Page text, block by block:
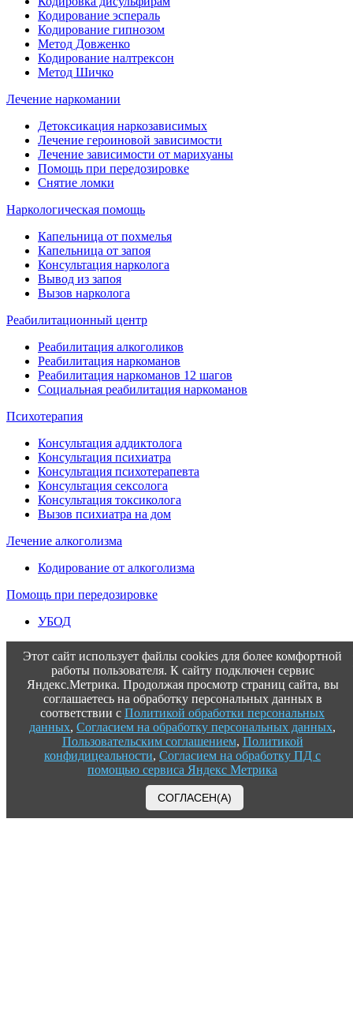
Кодирование эспераль
Кодирование гипнозом
Метод Довженко
Кодирование налтрексон
Метод Шичко
Лечение наркомании
Детоксикация наркозависимых
Лечение героиновой зависимости
Лечение зависимости от марихуаны
Помощь при передозировке
Снятие ломки
Наркологическая помощь
Капельница от похмелья
Капельница от запоя
Консультация нарколога
Вывод из запоя
Вызов нарколога
Реабилитационный центр
Реабилитация алкоголиков
Реабилитация наркоманов
Реабилитация наркоманов 12 шагов
Социальная реабилитация наркоманов
Психотерапия
Консультация аддиктолога
Консультация психиатра
Консультация психотерапевта
Консультация сексолога
Консультация токсиколога
Вызов психиатра на дом
Лечение алкоголизма
Кодирование от алкоголизма
Помощь при передозировке
УБОД
Этот сайт использует файлы cookies для более комфортной
работы пользователя. К сайту подключен сервис
Яндекс.Метрика. Продолжая просмотр страниц сайта, вы
соглашаетесь на обработку персональных данных в
соответствии с Политикой обработки персональных
данных, Согласием на обработку персональных данных,
Пользовательским соглашением, Политикой
конфидицеальности, Согласием на обработку ПД с
помощью сервиса Яндекс Метрика
СОГЛАСЕН(А)